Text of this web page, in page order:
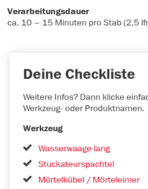
Verarbeitungsdauer
ca. 10 – 15 Minuten pro Stab (2,5
Deine Checkliste
Weitere Infos? Dann klicke
Werkzeug- oder Produktnamen.
Werkzeug
Wasserwaage lang
Stuckateurspachtel
Mörtelkübel / Mörteleimer